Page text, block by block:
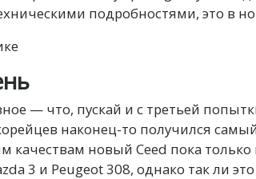
подробностями, это в
— что, пускай и с третьей
наконец-то получился
качествам новый Ceed пока только
3 и Peugeot 308, однако так ли